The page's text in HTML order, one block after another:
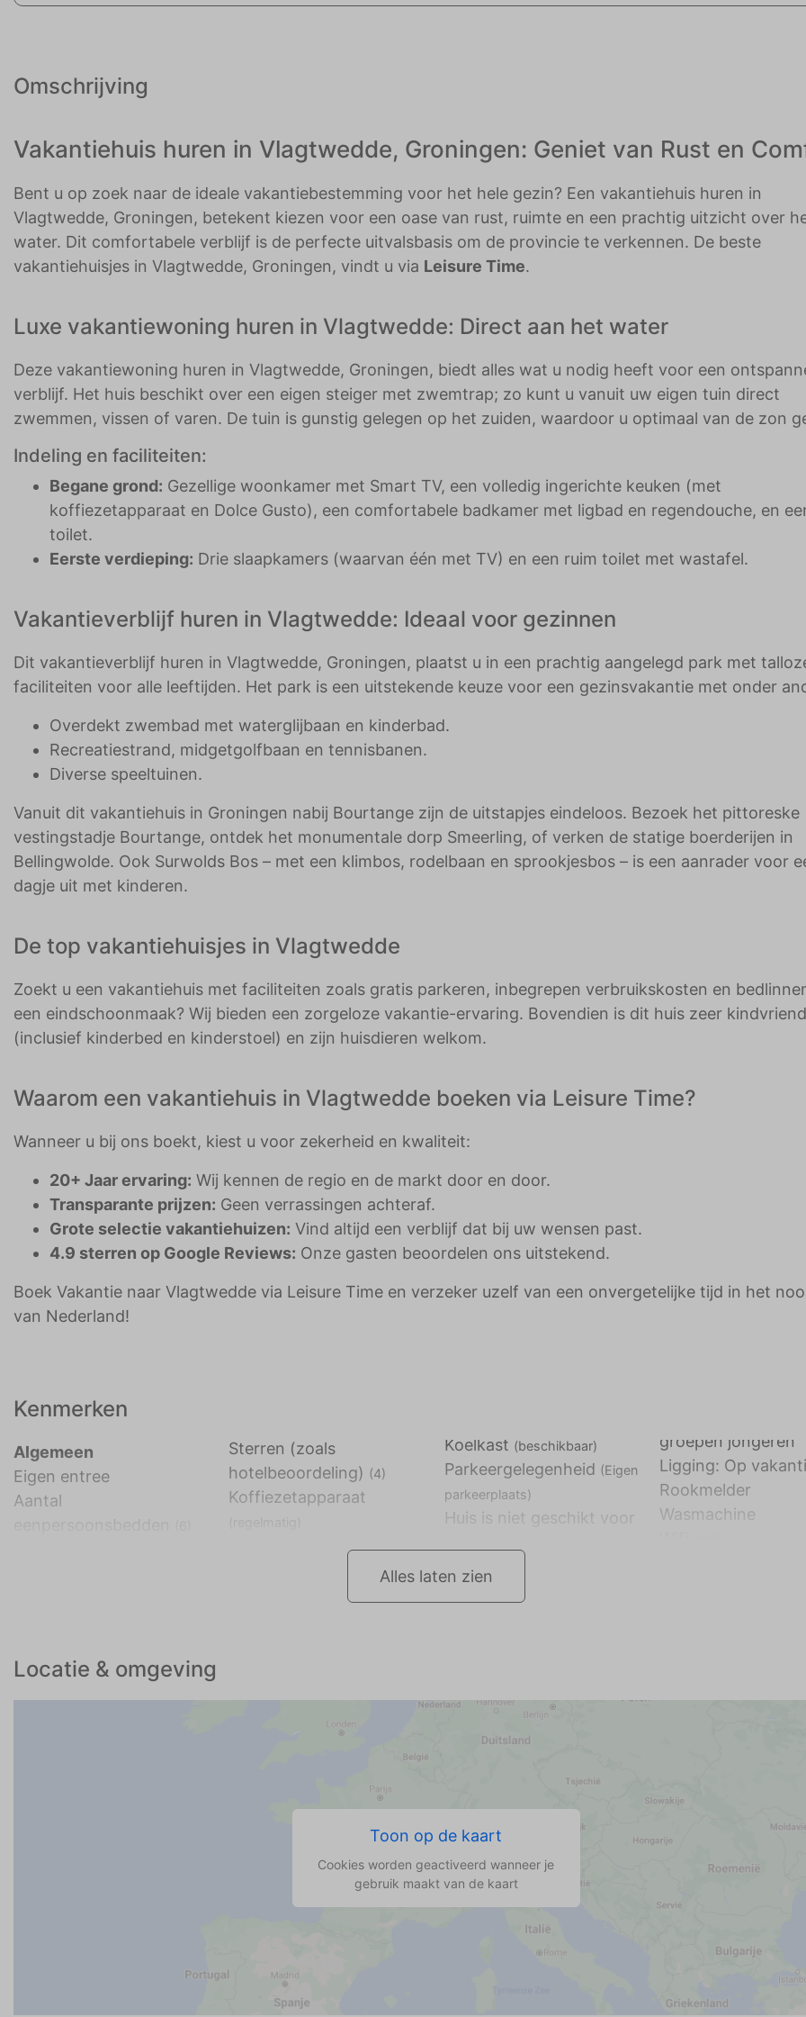
Omschrijving
Vakantiehuis huren in Vlagtwedde, Groningen: Geniet van Rust en
Bent u op zoek naar de ideale vakantiebestemming voor het hele gezin? Een vakantiehuis huren in
Vlagtwedde, Groningen, betekent kiezen voor een oase van rust, ruimte en een prachtig uitzicht over
water. Dit comfortabele verblijf is de perfecte uitvalsbasis om de provincie te verkennen. De beste
vakantiehuisjes in Vlagtwedde, Groningen, vindt u via Leisure Time.
Luxe vakantiewoning huren in Vlagtwedde: Direct aan het water
Deze vakantiewoning huren in Vlagtwedde, Groningen, biedt alles wat u nodig heeft voor een
verblijf. Het huis beschikt over een eigen steiger met zwemtrap; zo kunt u vanuit uw eigen tuin direct
zwemmen, vissen of varen. De tuin is gunstig gelegen op het zuiden, waardoor u optimaal van de zon
Indeling en faciliteiten:
Begane grond: Gezellige woonkamer met Smart TV, een volledig ingerichte keuken (met
koffiezetapparaat en Dolce Gusto), een comfortabele badkamer met ligbad en regendouche, en
toilet.
Eerste verdieping: Drie slaapkamers (waarvan één met TV) en een ruim toilet met wastafel.
Vakantieverblijf huren in Vlagtwedde: Ideaal voor gezinnen
Dit vakantieverblijf huren in Vlagtwedde, Groningen, plaatst u in een prachtig aangelegd park met
faciliteiten voor alle leeftijden. Het park is een uitstekende keuze voor een gezinsvakantie met onder
Overdekt zwembad met waterglijbaan en kinderbad.
Recreatiestrand, midgetgolfbaan en tennisbanen.
Diverse speeltuinen.
Vanuit dit vakantiehuis in Groningen nabij Bourtange zijn de uitstapjes eindeloos. Bezoek het pittoreske
vestingstadje Bourtange, ontdek het monumentale dorp Smeerling, of verken de statige boerderijen in
Bellingwolde. Ook Surwolds Bos – met een klimbos, rodelbaan en sprookjesbos – is een aanrader voor
dagje uit met kinderen.
De top vakantiehuisjes in Vlagtwedde
Zoekt u een vakantiehuis met faciliteiten zoals gratis parkeren, inbegrepen verbruikskosten en
een eindschoonmaak? Wij bieden een zorgeloze vakantie-ervaring. Bovendien is dit huis zeer
(inclusief kinderbed en kinderstoel) en zijn huisdieren welkom.
Waarom een vakantiehuis in Vlagtwedde boeken via Leisure Time?
Wanneer u bij ons boekt, kiest u voor zekerheid en kwaliteit:
20+ Jaar ervaring: Wij kennen de regio en de markt door en door.
Transparante prijzen: Geen verrassingen achteraf.
Grote selectie vakantiehuizen: Vind altijd een verblijf dat bij uw wensen past.
4.9 sterren op Google Reviews: Onze gasten beoordelen ons uitstekend.
Boek Vakantie naar Vlagtwedde via Leisure Time en verzeker uzelf van een onvergetelijke tijd in het
van Nederland!
Kenmerken
Algemeen
Eigen entree
Aantal
Sterren (zoals
hotelbeoordeling) (4)
Koffiezetapparaat
Koelkast (beschikbaar)
Parkeergelegenheid (Eigen
parkeerplaats)
Huis is niet geschikt voor
groepen jongeren
Ligging: Op
Rookmelder
Wasmachine
Alles laten zien
Locatie & omgeving
Toon op de kaart
Cookies worden geactiveerd wanneer je
gebruik maakt van de kaart